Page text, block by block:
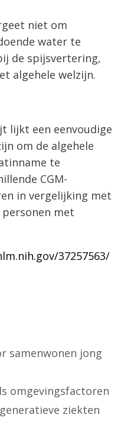
niet om
water te
de spijsvertering,
algehele welzijn.
lijkt een eenvoudige
om de algehele
te
CGM-
in vergelijking met
met
37257563/
samenwonen jong
omgevingsfactoren
ziekten